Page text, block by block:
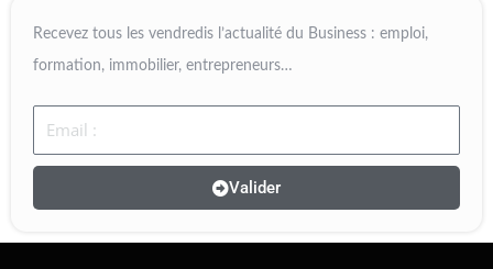
Recevez tous les vendredis l’actualité du Business : emploi,
formation, immobilier, entrepreneurs…
Email
Valider